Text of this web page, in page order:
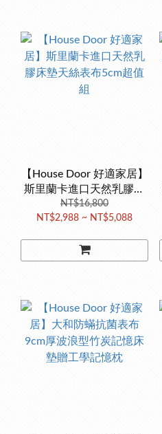
【House Door 好適家居】
斯里蘭卡進口天然乳膠床
墊天絲表布5cm超值組
NT$16,800
NT$2,988 ~ NT$5,088